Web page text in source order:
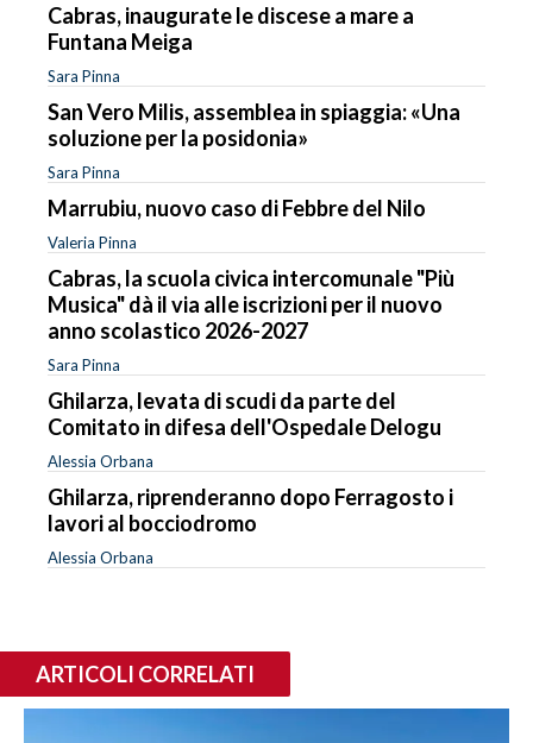
Cabras, inaugurate le discese a mare a
Funtana Meiga
Sara Pinna
San Vero Milis, assemblea in spiaggia: «Una
soluzione per la posidonia»
Sara Pinna
Marrubiu, nuovo caso di Febbre del Nilo
Valeria Pinna
Cabras, la scuola civica intercomunale "Più
Musica" dà il via alle iscrizioni per il nuovo
anno scolastico 2026-2027
Sara Pinna
Ghilarza, levata di scudi da parte del
Comitato in difesa dell'Ospedale Delogu
Alessia Orbana
Ghilarza, riprenderanno dopo Ferragosto i
lavori al bocciodromo
Alessia Orbana
ARTICOLI CORRELATI